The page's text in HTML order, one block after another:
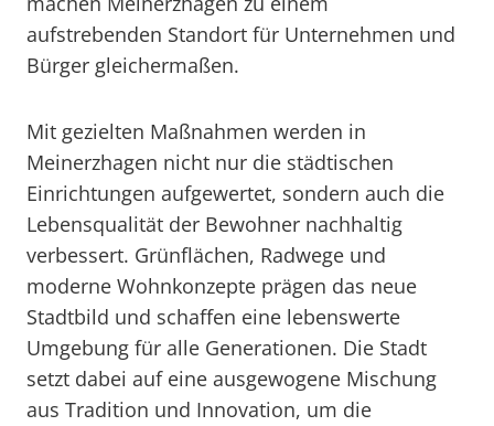
aufstrebenden Standort für Unternehmen und
Bürger gleichermaßen.
Mit gezielten Maßnahmen werden in
Meinerzhagen nicht nur die städtischen
Einrichtungen aufgewertet, sondern auch die
Lebensqualität der Bewohner nachhaltig
verbessert. Grünflächen, Radwege und
moderne Wohnkonzepte prägen das neue
Stadtbild und schaffen eine lebenswerte
Umgebung für alle Generationen. Die Stadt
setzt dabei auf eine ausgewogene Mischung
aus Tradition und Innovation, um die